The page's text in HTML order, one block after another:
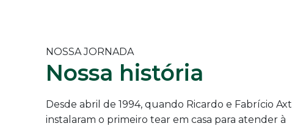
NOSSA JORNADA
Nossa história
Desde abril de 1994, quando Ricardo e Fabrício Axt
instalaram o primeiro tear em casa para atender à